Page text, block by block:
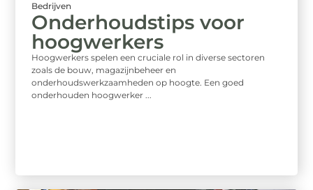
Bedrijven
Onderhoudstips voor
hoogwerkers
Hoogwerkers spelen een cruciale rol in diverse sectoren
zoals de bouw, magazijnbeheer en
onderhoudswerkzaamheden op hoogte. Een goed
onderhouden hoogwerker ...